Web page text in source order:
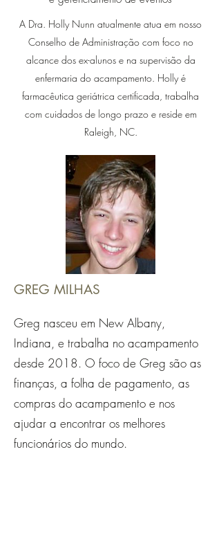
A Dra. Holly Nunn atualmente atua em nosso
Conselho de Administração com foco no
alcance dos ex-alunos e na supervisão da
enfermaria do acampamento. Holly é
farmacêutica geriátrica certificada, trabalha
com cuidados de longo prazo e reside em
Raleigh, NC.
GREG MILHAS
Greg nasceu em New Albany,
Indiana, e trabalha no acampamento
desde 2018. O foco de Greg são as
finanças, a folha de pagamento, as
compras do acampamento e nos
ajudar a encontrar os melhores
funcionários do mundo.